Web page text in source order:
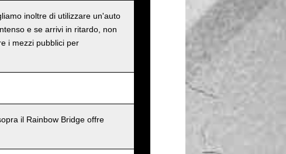
inoltre di utilizzare un'auto
e se arrivi in ritardo, non
i mezzi pubblici per
il Rainbow Bridge offre